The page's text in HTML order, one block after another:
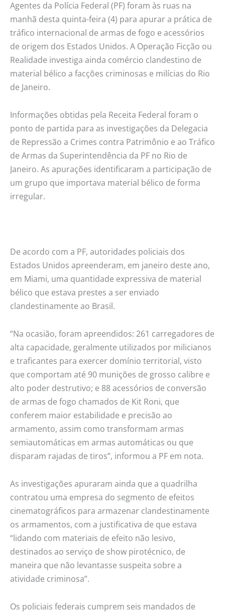
Agentes da Polícia Federal (PF) foram às ruas na
manhã desta quinta-feira (4) para apurar a prática de
tráfico internacional de armas de fogo e acessórios
de origem dos Estados Unidos. A Operação Ficção ou
Realidade investiga ainda comércio clandestino de
material bélico a facções criminosas e milícias do Rio
de Janeiro.
Informações obtidas pela Receita Federal foram o
ponto de partida para as investigações da Delegacia
de Repressão a Crimes contra Patrimônio e ao Tráfico
de Armas da Superintendência da PF no Rio de
Janeiro. As apurações identificaram a participação de
um grupo que importava material bélico de forma
irregular.
De acordo com a PF, autoridades policiais dos
Estados Unidos apreenderam, em janeiro deste ano,
em Miami, uma quantidade expressiva de material
bélico que estava prestes a ser enviado
clandestinamente ao Brasil.
“Na ocasião, foram apreendidos: 261 carregadores de
alta capacidade, geralmente utilizados por milicianos
e traficantes para exercer domínio territorial, visto
que comportam até 90 munições de grosso calibre e
alto poder destrutivo; e 88 acessórios de conversão
de armas de fogo chamados de Kit Roni, que
conferem maior estabilidade e precisão ao
armamento, assim como transformam armas
semiautomáticas em armas automáticas ou que
disparam rajadas de tiros”, informou a PF em nota.
As investigações apuraram ainda que a quadrilha
contratou uma empresa do segmento de efeitos
cinematográficos para armazenar clandestinamente
os armamentos, com a justificativa de que estava
“lidando com materiais de efeito não lesivo,
destinados ao serviço de show pirotécnico, de
maneira que não levantasse suspeita sobre a
atividade criminosa”.
Os policiais federais cumprem seis mandados de
para
o
Rio